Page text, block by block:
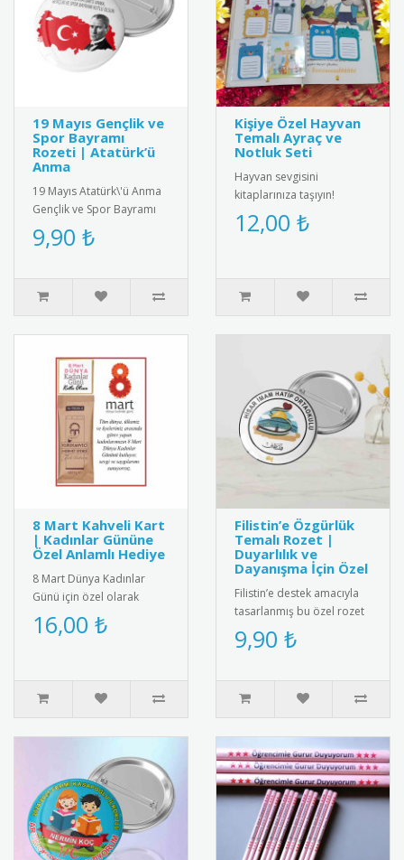
19 Mayıs Gençlik ve
Spor Bayramı
Rozeti | Atatürk’ü
Anma
19 Mayıs Atatürk\'ü Anma
Gençlik ve Spor Bayramı
için özel tasarlanmış
kaliteli metal rozet. Türk
9,90 ₺
Kişiye Özel Hayvan
Temalı Ayraç ve
Notluk Seti
Hayvan sevgisini
kitaplarınıza taşıyın!
Sevimli hayvan figürleriyle
tasarlanmış bu ayraç ve
12,00 ₺
8 Mart Kahveli Kart
| Kadınlar Gününe
Özel Anlamlı Hediye
8 Mart Dünya Kadınlar
Günü için özel olarak
tasarlanmış kahveli kart.
Renkli ve zarif tasarımıyla
16,00 ₺
Filistin’e Özgürlük
Temalı Rozet |
Duyarlılık ve
Dayanışma İçin Özel
Filistin’e destek amacıyla
tasarlanmış bu özel rozet
modeli, özgürlük ve adalet
vurgusu taşıyan anla..
9,90 ₺